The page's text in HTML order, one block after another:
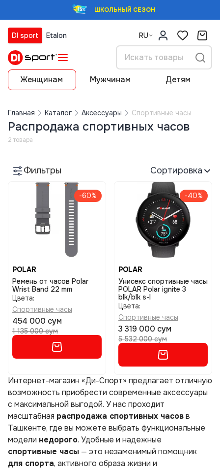
ШКОЛЬНЫЙ СЕЗОН
DI sport Etalon RU
Женщинам Мужчинам Детям
Главная Каталог Аксессуары Спортивные часы
Распродажа спортивных часов
2 товара
Фильтры Сортировка
-60%
POLAR
Ремень от часов Polar
Wrist Band 22 mm
Цвета:
Спортивные часы
454 000 сум
1 135 000 сум
-40%
POLAR
Унисекс спортивные часы
POLAR Polar ignite 3
blk/blk s-l
Цвета:
Спортивные часы
3 319 000 сум
5 532 000 сум
Интернет-магазин «Ди-Спорт» предлагает отличную
возможность приобрести современные аксессуары
с максимальной выгодой. У нас проходит
масштабная распродажа спортивных часовв
Ташкенте, где вы можете выбрать функциональные
модели недорого. Удобные и надежные
спортивные часы — это незаменимый помощник
для спорта, активного образа жизни и